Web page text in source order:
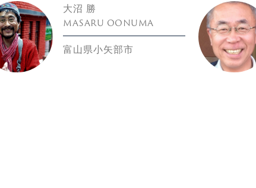
大沼 勝
MASARU OONUMA
富山県小矢部市